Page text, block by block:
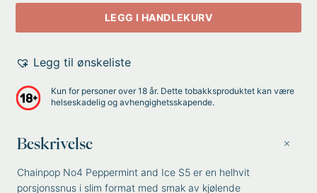
LEGG I HANDLEKURV
Legg til ønskeliste
Kun for personer over 18 år. Dette tobakksproduktet kan være
helseskadelig og avhengighetsskapende.
Beskrivelse
Chainpop No4 Peppermint and Ice S5 er en helhvit
porsjonssnus i slim format med smak av kjølende